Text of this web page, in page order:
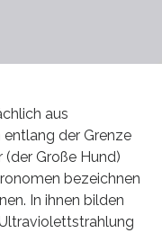
aus
der Grenze
(der Große Hund)
bezeichnen
In ihnen bilden